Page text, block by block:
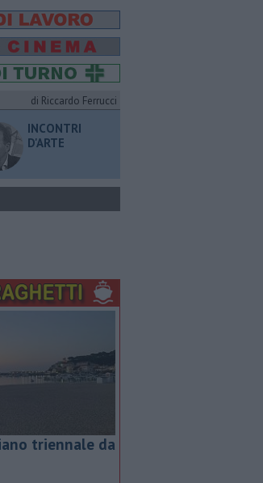
di Riccardo Ferrucci
INCONTRI
D'ARTE
triennale da